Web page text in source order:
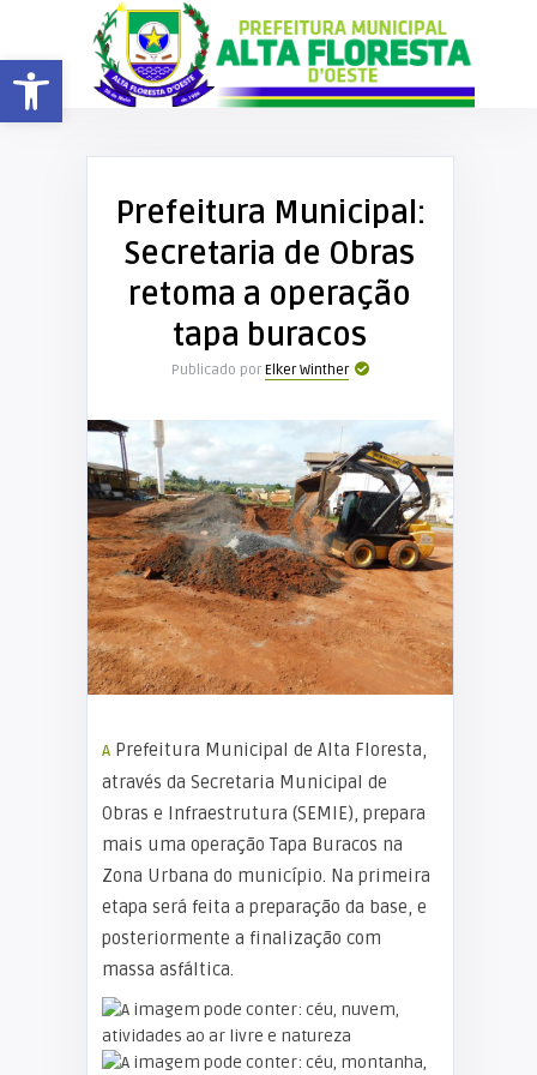
Barra de Ferramentas Aberta
Prefeitura Municipal:
Secretaria de Obras
retoma a operação
tapa buracos
Publicado por Elker Winther
A Prefeitura Municipal de Alta Floresta,
através da Secretaria Municipal de
Obras e Infraestrutura (SEMIE), prepara
mais uma operação Tapa Buracos na
Zona Urbana do município. Na primeira
etapa será feita a preparação da base, e
posteriormente a finalização com
massa asfáltica.